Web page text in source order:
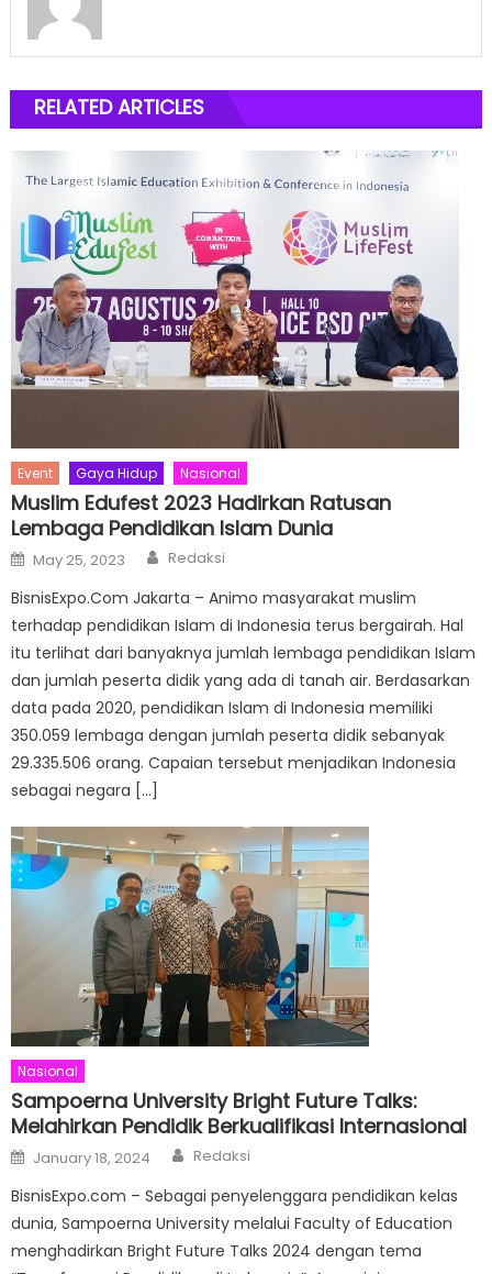
RELATED ARTICLES
Event Gaya Hidup Nasional
Muslim Edufest 2023 Hadirkan Ratusan
Lembaga Pendidikan Islam Dunia
Posted
on
May 25, 2023 Author
Redaksi
BisnisExpo.Com Jakarta – Animo masyarakat muslim
terhadap pendidikan Islam di Indonesia terus bergairah. Hal
itu terlihat dari banyaknya jumlah lembaga pendidikan Islam
dan jumlah peserta didik yang ada di tanah air. Berdasarkan
data pada 2020, pendidikan Islam di Indonesia memiliki
350.059 lembaga dengan jumlah peserta didik sebanyak
29.335.506 orang. Capaian tersebut menjadikan Indonesia
sebagai negara […]
Nasional
Sampoerna University Bright Future Talks:
Melahirkan Pendidik Berkualifikasi Internasional
Posted
on
January 18, 2024 Author
Redaksi
BisnisExpo.com – Sebagai penyelenggara pendidikan kelas
dunia, Sampoerna University melalui Faculty of Education
menghadirkan Bright Future Talks 2024 dengan tema